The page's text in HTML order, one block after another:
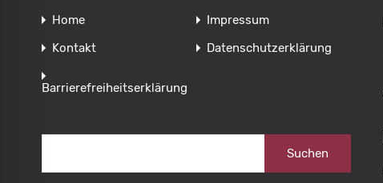
Home
Impressum
Kontakt
Datenschutzerklärung
Barrierefreiheitserklärung
nach: